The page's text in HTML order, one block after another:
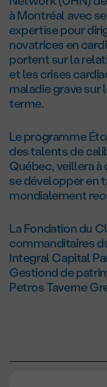
à Montréal avec
expertise pour
novatrices en
portent sur la
et les crises
maladie grave sur
terme.
Le programme
des talents de
Québec, veillera
se développer en
mondialement
La Fondation du
commanditaires
Integral Capital
Gestiond de
Petros Taverne